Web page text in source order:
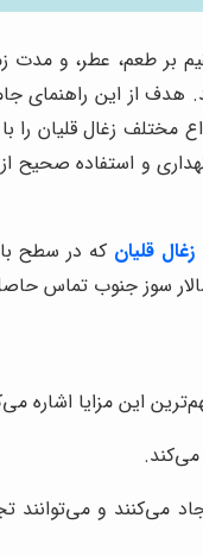
طعم، عطر، و مدت
هدف از این راهنمای
مختلف زغال قلیان
و استفاده صحیح از
زغال قلیان که در سطح
سوز جنوب تماس
این مزایا اشاره
می‌کند.
و می‌توانند